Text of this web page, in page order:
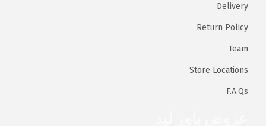
Delivery
Return Policy
Team
Store Locations
F.A.Qs